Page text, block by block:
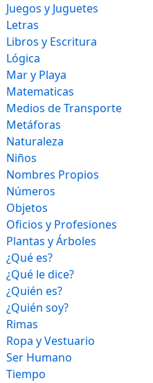
Juegos y Juguetes
Letras
Libros y Escritura
Lógica
Mar y Playa
Matematicas
Medios de Transporte
Metáforas
Naturaleza
Niños
Nombres Propios
Números
Objetos
Oficios y Profesiones
Plantas y Árboles
¿Qué es?
¿Qué le dice?
¿Quién es?
¿Quién soy?
Rimas
Ropa y Vestuario
Ser Humano
Tiempo